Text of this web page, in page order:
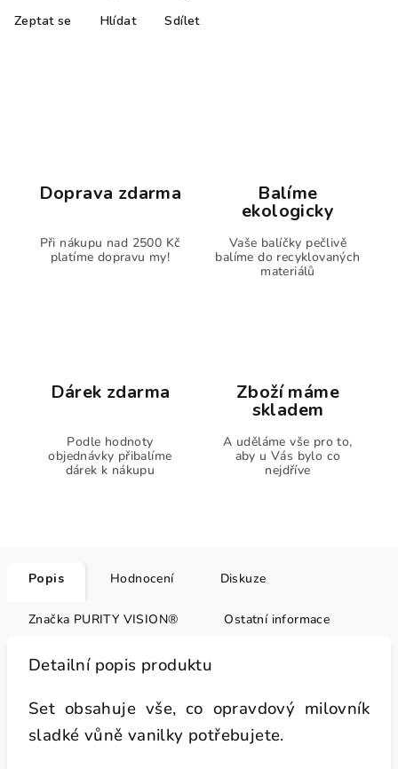
Zeptat se Hlídat Sdílet
Doprava zdarma
Při nákupu nad 2500 Kč
platíme dopravu my!
Balíme
ekologicky
Vaše balíčky pečlivě
balíme do recyklovaných
materiálů
Dárek zdarma
Podle hodnoty
objednávky přibalíme
dárek k nákupu
Zboží máme
skladem
A uděláme vše pro to,
aby u Vás bylo co
nejdříve
Popis Hodnocení Diskuze
Značka PURITY VISION® Ostatní informace
Detailní popis produktu
Set obsahuje vše, co opravdový milovník
sladké vůně vanilky potřebujete.